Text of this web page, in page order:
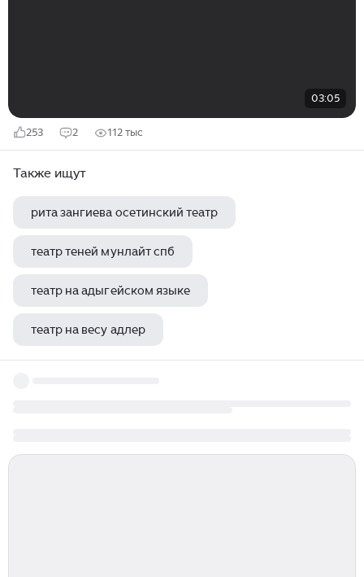
03:05
253 2 112 тыс
Также ищут
рита зангиева осетинский театр
театр теней мунлайт спб
театр на адыгейском языке
театр на весу адлер